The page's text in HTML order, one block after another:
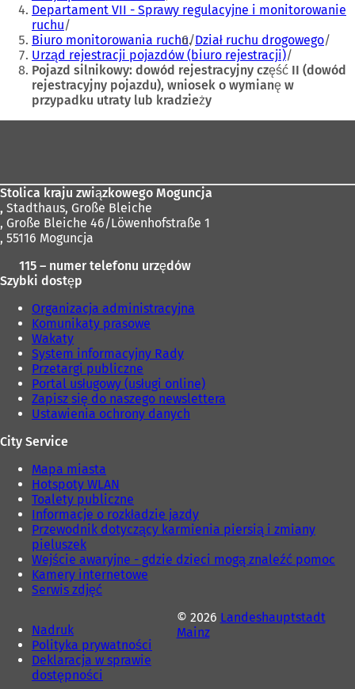
o
e
j
k
a
r
n
w
e
j
k
Departament VII - Sprawy regulacyjne i monitorowanie
ruchu
Biuro monitorowania ruchu Dział ruchu drogowego
Urząd rejestracji pojazdów (biuro rejestracji)
Pojazd silnikowy: dowód rejestracyjny część II (dowód
rejestracyjny pojazdu), wniosek o wymianę w
przypadku utraty lub kradzieży
Stolica kraju związkowego Moguncja
, Stadthaus, Große Bleiche
, Große Bleiche 46/Löwenhofstraße 1
, 55116 Moguncja
115 – numer telefonu urzędów
Szybki dostęp
Organizacja administracyjna
Komunikaty prasowe
Wakaty
System informacyjny Rady
Przetargi publiczne
Portal usługowy (usługi online)
Zapisz się do naszego newslettera
Ustawienia ochrony danych
City Service
Mapa miasta
Hotspoty WLAN
Toalety publiczne
Informacje o rozkładzie jazdy
Przewodnik dotyczący karmienia piersią i zmiany
pieluszek
Wejście awaryjne - gdzie dzieci mogą znaleźć pomoc
Kamery internetowe
Serwis zdjęć
Nadruk
Polityka prywatności
Deklaracja w sprawie
dostępności
© 2026 Landeshauptstadt
Mainz